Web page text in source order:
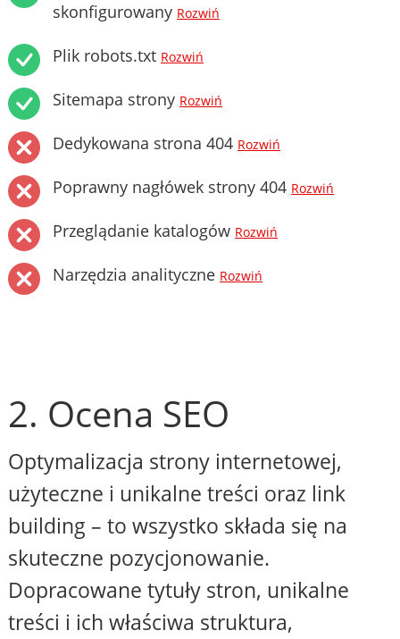
skonfigurowany Rozwiń
Plik robots.txt Rozwiń
Sitemapa strony Rozwiń
Dedykowana strona 404 Rozwiń
Poprawny nagłówek strony 404 Rozwiń
Przeglądanie katalogów Rozwiń
Narzędzia analityczne Rozwiń
2. Ocena SEO
Optymalizacja strony internetowej,
użyteczne i unikalne treści oraz link
building – to wszystko składa się na
skuteczne pozycjonowanie.
Dopracowane tytuły stron, unikalne
treści i ich właściwa struktura,